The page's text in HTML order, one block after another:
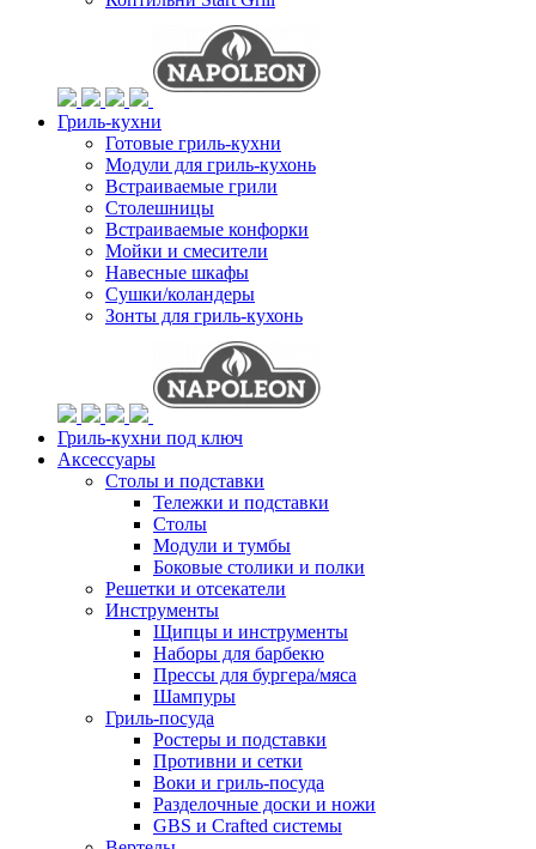
Гриль-кухни
Готовые гриль-кухни
Модули для гриль-кухонь
Встраиваемые грили
Столешницы
Встраиваемые конфорки
Мойки и смесители
Навесные шкафы
Сушки/коландеры
Зонты для гриль-кухонь
Гриль-кухни под ключ
Аксессуары
Столы и подставки
Тележки и подставки
Столы
Модули и тумбы
Боковые столики и полки
Решетки и отсекатели
Инструменты
Щипцы и инструменты
Наборы для барбекю
Прессы для бургера/мяса
Шампуры
Гриль-посуда
Ростеры и подставки
Противни и сетки
Воки и гриль-посуда
Разделочные доски и ножи
GBS и Crafted системы